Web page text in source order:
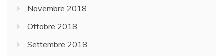
Novembre 2018
Ottobre 2018
Settembre 2018